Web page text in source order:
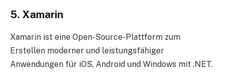
5. Xamarin
Xamarin ist eine Open-Source-Plattform zum
Erstellen moderner und leistungsfähiger
Anwendungen für iOS, Android und Windows mit .NET.